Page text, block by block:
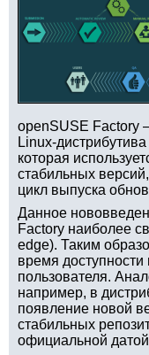
openSUSE Factory
Linux-
которая
стабильных
цикл выпуска
Данное
Factory наиболее
edge). Таким
время
пользователя.
например, в
появление новой
стабильных
официальной